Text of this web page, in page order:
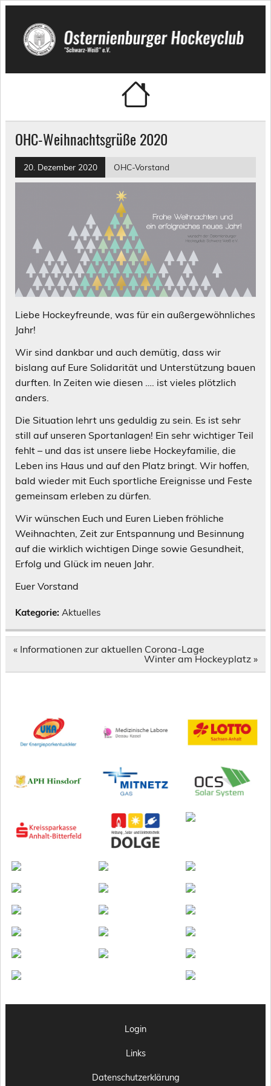
Skip
content
Osternienburger Hockeyclub
OHC-Weihnachtsgrüße 2020
20. Dezember 2020 OHC-Vorstand
Liebe Hockeyfreunde, was für ein außergewöhnliches
Jahr!
Wir sind dankbar und auch demütig, dass wir
bislang auf Eure Solidarität und Unterstützung bauen
durften. In Zeiten wie diesen …. ist vieles plötzlich
anders.
Die Situation lehrt uns geduldig zu sein. Es ist sehr
still auf unseren Sportanlagen! Ein sehr wichtiger Teil
fehlt – und das ist unsere liebe Hockeyfamilie, die
Leben ins Haus und auf den Platz bringt. Wir hoffen,
bald wieder mit Euch sportliche Ereignisse und Feste
gemeinsam erleben zu dürfen.
Wir wünschen Euch und Euren Lieben fröhliche
Weihnachten, Zeit zur Entspannung und Besinnung
auf die wirklich wichtigen Dinge sowie Gesundheit,
Erfolg und Glück im neuen Jahr.
Euer Vorstand
Kategorie: Aktuelles
Beitragsnavigation
« Informationen zur aktuellen Corona-Lage
Winter am Hockeyplatz »
Login
Links
Datenschutzerklärung